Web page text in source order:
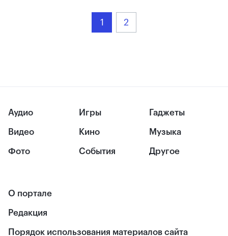
1 2
Аудио
Видео
Фото
Игры
Кино
События
Гаджеты
Музыка
Другое
О портале
Редакция
Порядок использования материалов сайта